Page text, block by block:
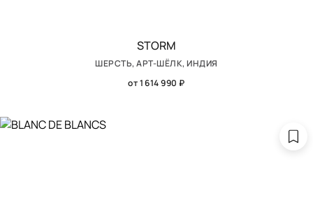
STORM
ШЕРСТЬ, АРТ-ШЁЛК, ИНДИЯ
от 1 614 990 ₽